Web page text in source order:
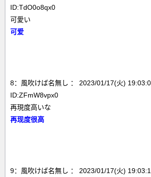
ID:TdO0o8qx0
可愛い
可爱
8：風吹けば名無し ： 2023/01/17(火)
ID:ZFmW8vpx0
再現度高いな
再现度很高
9：風吹けば名無し ： 2023/01/17(火)